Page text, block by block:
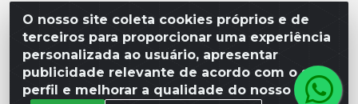
O nosso site coleta cookies próprios e de
terceiros para proporcionar uma experiência
personalizada ao usuário, apresentar
publicidade relevante de acordo com o seu
perfil e melhorar a qualidade do nosso site.
Matriz R3 Suprimentos - Rua 14, Polo Empresarial
Goiás – Etapa III, Quadra: 15; Lote 04, Aparecida de
Goiânia/GO, CEP 74985-182. - CNPJ
10.641.901/0001-16